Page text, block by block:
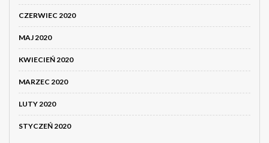
CZERWIEC 2020
MAJ 2020
KWIECIEŃ 2020
MARZEC 2020
LUTY 2020
STYCZEŃ 2020